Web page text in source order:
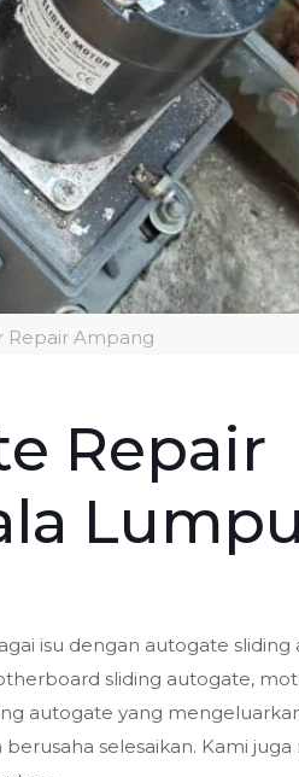
Repair Ampang
Repair
isu dengan autogate sliding
sliding autogate,
autogate yang
selesaikan. Kami